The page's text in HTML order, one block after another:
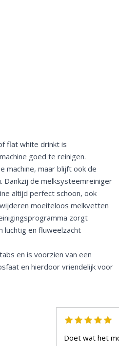
flat white drinkt is
goed te reinigen.
machine, maar blijft ook de
Dankzij de melksysteemreiniger
altijd perfect schoon, ook
moeiteloos melkvetten
zorgt
luchtig en fluweelzacht
en is voorzien van een
en hierdoor vriendelijk voor
Doet wat het